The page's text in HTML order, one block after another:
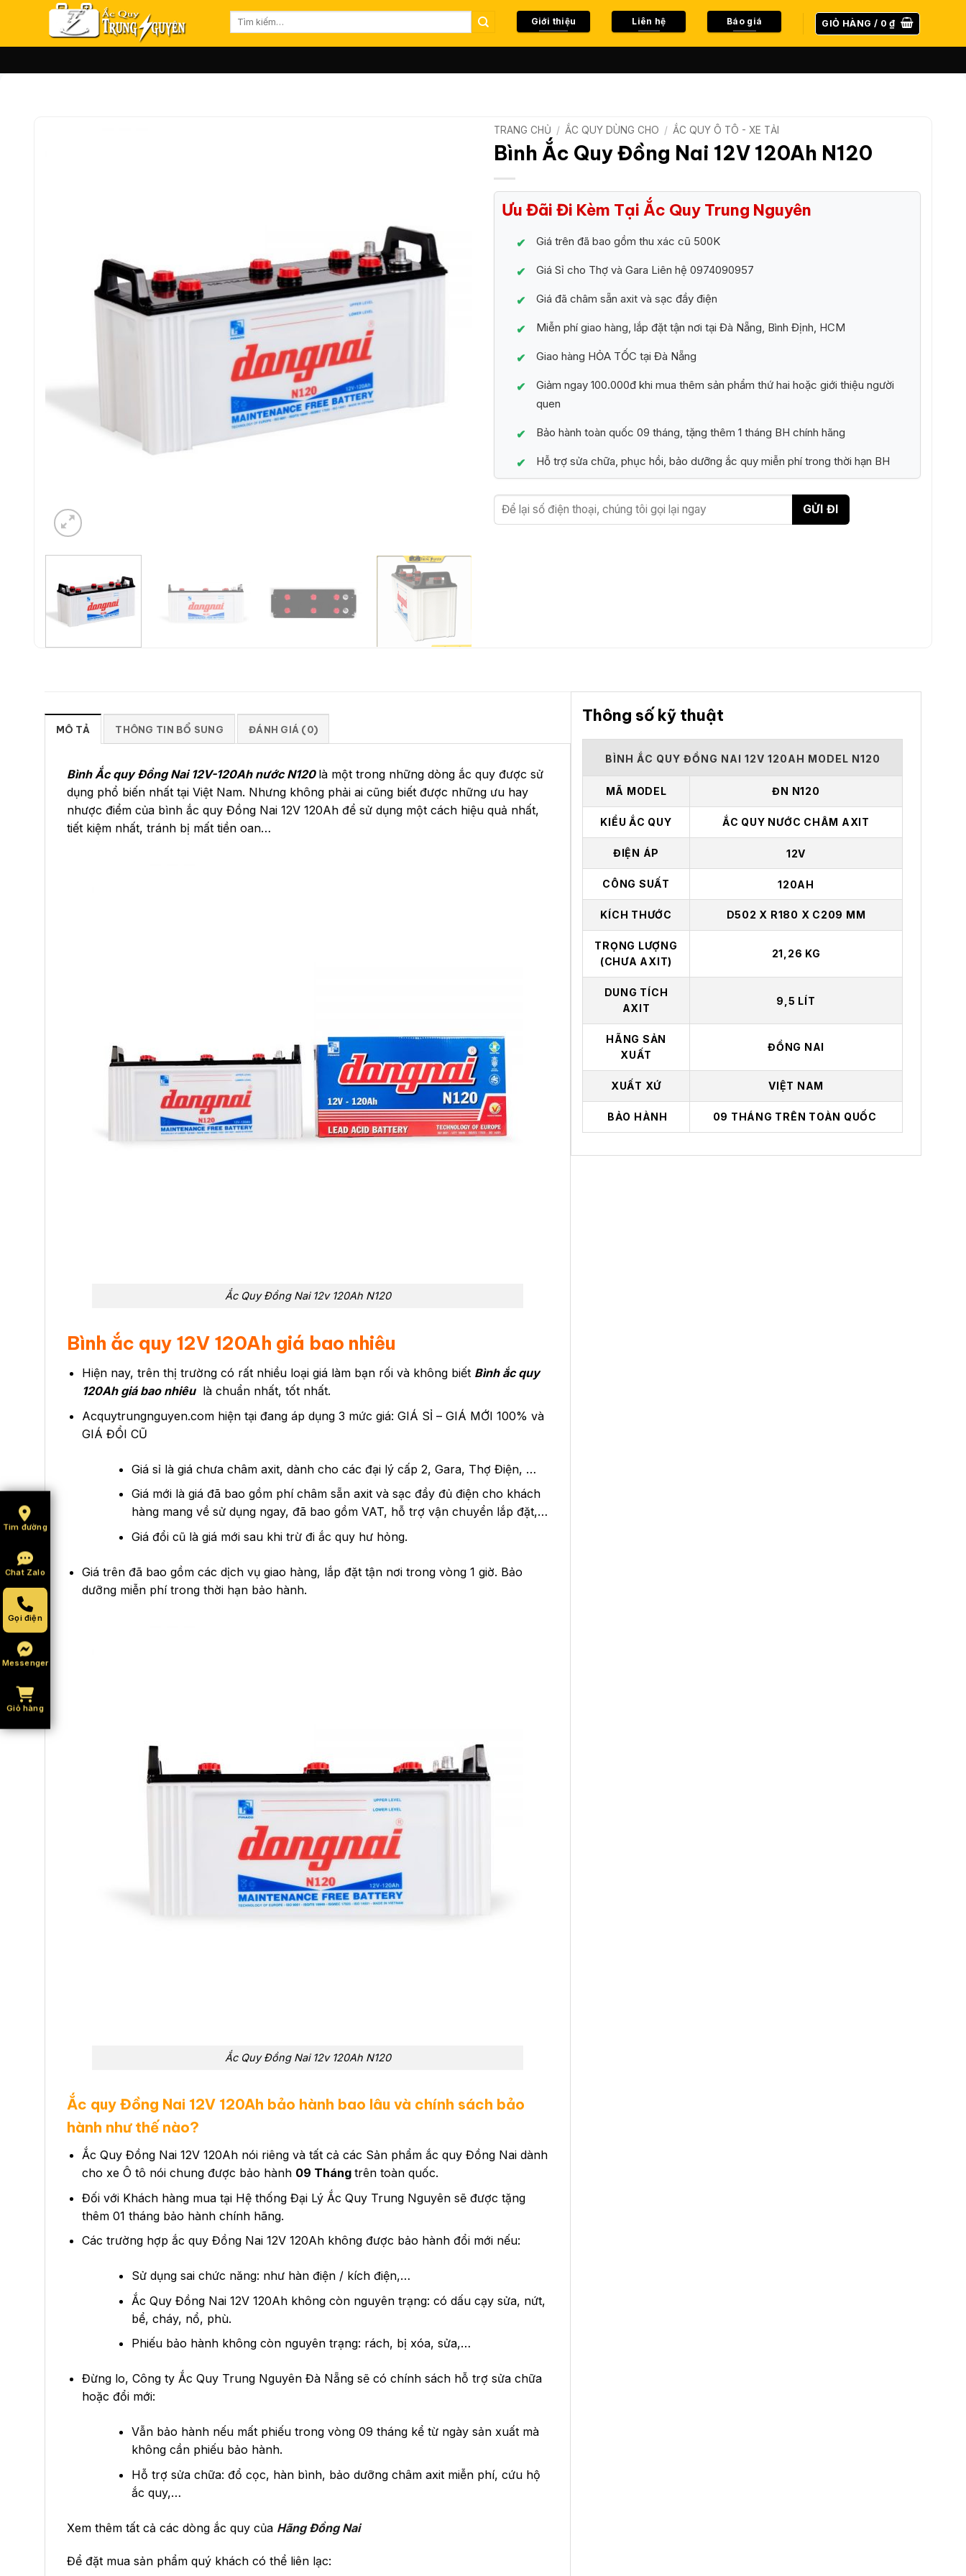
nội
Tìm
Giới thiệu Liên hệ Báo giá GIỎ HÀNG / 0₫
TRANG CHỦ / ẮC QUY DÙNG CHO / ẮC QUY Ô TÔ - XE TẢI
Bình Ắc Quy Đồng Nai 12V 120Ah N120
Ưu Đãi Đi Kèm Tại Ắc Quy Trung Nguyên
Giá trên đã bao gồm thu xác cũ 500K
Giá Sỉ cho Thợ và Gara Liên hệ 0974090957
Giá đã châm sẵn axit và sạc đầy điện
Miễn phí giao hàng, lắp đặt tận nơi tại Đà Nẵng, Bình Định, HCM
Giao hàng HỎA TỐC tại Đà Nẵng
Giảm ngay 100.000đ khi mua thêm sản phẩm thứ hai hoặc giới thiệu người
quen
Bảo hành toàn quốc 09 tháng, tặng thêm 1 tháng BH chính hãng
Hỗ trợ sửa chữa, phục hồi, bảo dưỡng ắc quy miễn phí trong thời hạn BH
MÔ TẢ THÔNG TIN BỔ SUNG ĐÁNH GIÁ (0)
Bình Ắc quy Đồng Nai 12V-120Ah nước N120 là một trong những dòng ắc quy được sử
dụng phổ biến nhất tại Việt Nam. Nhưng không phải ai cũng biết được những ưu hay
nhược điểm của bình ắc quy Đồng Nai 12V 120Ah để sử dụng một cách hiệu quả nhất,
tiết kiệm nhất, tránh bị mất tiền oan…
Ắc Quy Đồng Nai 12v 120Ah N120
Bình ắc quy 12V 120Ah giá bao nhiêu
Hiện nay, trên thị trường có rất nhiều loại giá làm bạn rối và không biết Bình ắc quy
120Ah giá bao nhiêulà chuẩn nhất, tốt nhất.
Acquytrungnguyen.com hiện tại đang áp dụng 3 mức giá: GIÁ SỈ – GIÁ MỚI 100% và
GIÁ ĐỔI CŨ
Giá sỉ là giá chưa châm axit, dành cho các đại lý cấp 2, Gara, Thợ Điện, …
Giá mới là giá đã bao gồm phí châm sẵn axit và sạc đầy đủ điện cho khách
hàng mang về sử dụng ngay, đã bao gồm VAT, hỗ trợ vận chuyển lắp đặt,…
Giá đổi cũ là giá mới sau khi trừ đi ắc quy hư hỏng.
Giá trên đã bao gồm các dịch vụ giao hàng, lắp đặt tận nơi trong vòng 1 giờ. Bảo
dưỡng miễn phí trong thời hạn bảo hành.
Ắc Quy Đồng Nai 12v 120Ah N120
Ắc quy Đồng Nai 12V 120Ah bảo hành bao lâu và chính sách bảo
hành như thế nào?
Ắc Quy Đồng Nai 12V 120Ah nói riêng và tất cả các Sản phẩm ắc quy Đồng Nai dành
cho xe Ô tô nói chung được bảo hành 09 Tháng trên toàn quốc.
Đối với Khách hàng mua tại Hệ thống Đại Lý Ắc Quy Trung Nguyên sẽ được tặng
thêm 01 tháng bảo hành chính hãng.
Các trường hợp ắc quy Đồng Nai 12V 120Ah không được bảo hành đổi mới nếu:
Sử dụng sai chức năng: như hàn điện / kích điện,…
Ắc Quy Đồng Nai 12V 120Ah không còn nguyên trạng: có dấu cạy sửa, nứt,
bể, cháy, nổ, phù.
Phiếu bảo hành không còn nguyên trạng: rách, bị xóa, sửa,…
Đừng lo, Công ty Ắc Quy Trung Nguyên Đà Nẵng sẽ có chính sách hỗ trợ sửa chữa
hoặc đổi mới:
Vẫn bảo hành nếu mất phiếu trong vòng 09 tháng kể từ ngày sản xuất mà
không cần phiếu bảo hành.
Hỗ trợ sửa chữa: đổ cọc, hàn bình, bảo dưỡng châm axit miễn phí, cứu hộ
ắc quy,…
Xem thêm tất cả các dòng ắc quy của Hãng Đồng Nai
Để đặt mua sản phẩm quý khách có thể liên lạc:
Thông số kỹ thuật
BÌNH ẮC QUY ĐỒNG NAI 12V 120AH MODEL N120
MÃ MODEL ĐN N120
KIỂU ẮC QUY ẮC QUY NƯỚC CHÂM AXIT
ĐIỆN ÁP 12V
CÔNG SUẤT 120AH
KÍCH THƯỚC D502 X R180 X C209 MM
TRỌNG LƯỢNG
(CHƯA AXIT)
21,26 KG
DUNG TÍCH
AXIT
9,5 LÍT
HÃNG SẢN
XUẤT
ĐỒNG NAI
XUẤT XỨ VIỆT NAM
BẢO HÀNH 09 THÁNG TRÊN TOÀN QUỐC
Tìm đường
Chat Zalo
Gọi điện
Messenger
Giỏ hàng